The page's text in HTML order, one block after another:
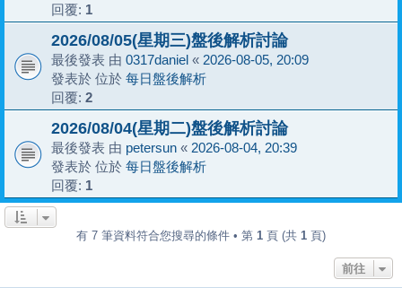
回覆: 1
2026/08/05(星期三)盤後解析討論
最後發表 由 0317daniel « 2026-08-05, 20:09
發表於 位於 每日盤後解析
回覆: 2
2026/08/04(星期二)盤後解析討論
最後發表 由 petersun « 2026-08-04, 20:39
發表於 位於 每日盤後解析
回覆: 1
有 7 筆資料符合您搜尋的條件 • 第 1 頁 (共 1 頁)
前往